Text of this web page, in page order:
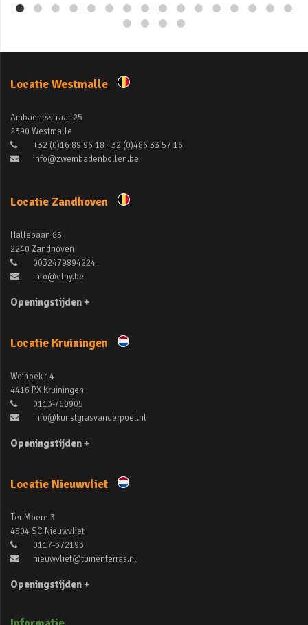
Locatie Westmalle
Ambachtsstraat 25
2390 Westmalle
+32 (0)16 89 96 18 +32 (0)486 33 57 16
info@zwembadenbollen.be
Locatie Zandhoven
Hallebaan 85
2240 Zandhoven
0032479894224
info@elny.be
Openingstijden +
Locatie Kruiningen
Weihoek 14
4416 PX Kruiningen
0113-760905
info@kunstgrasvanderpoel.nl
Openingstijden +
Locatie Nieuwvliet
Ter Moere 3
4504 SC Nieuwvliet
0117-372193
nieuwvliet@tuinenterras.nl
Openingstijden +